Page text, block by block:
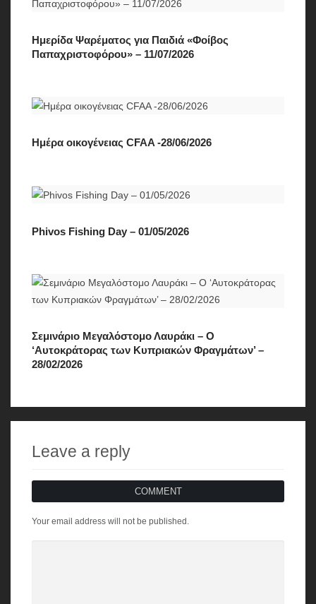
Ημερίδα Ψαρέματος για Παιδιά «Φοίβος
Παπαχριστοφόρου» – 11/07/2026
Ημέρα οικογένειας CFAA -28/06/2026
Phivos Fishing Day – 01/05/2026
Σεμινάριο Μεγαλόστομο Λαυράκι – Ο
‘Αυτοκράτορας των Κυπριακών Φραγμάτων’ –
28/02/2026
Leave a reply
COMMENT
Your email address will not be published.